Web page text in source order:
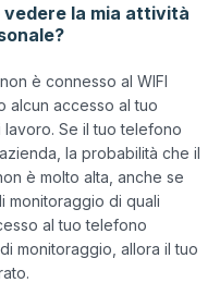
vedere la mia attività
è connesso al WIFI
alcun accesso al tuo
Se il tuo telefono
la probabilità che il
è molto alta, anche se
monitoraggio di quali
al tuo telefono
monitoraggio, allora il tuo